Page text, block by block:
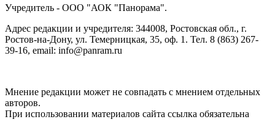
Учредитель - ООО "АОК "Панорама".
Адрес редакции и учредителя: 344008, Ростовская обл., г.
Ростов-на-Дону, ул. Темерницкая, 35, оф. 1. Тел. 8 (863) 267-
39-16, email: info@panram.ru
Мнение редакции может не совпадать с мнением отдельных
авторов.
При использовании материалов сайта ссылка обязательна